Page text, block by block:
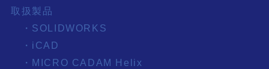
取扱製品
・SOLIDWORKS
・iCAD
・MICRO CADAM Helix